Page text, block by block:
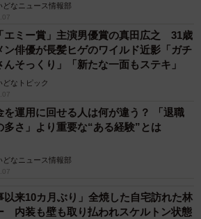
どなニュース情報部
エミー賞」主演男優賞の真田広之 31歳
ン俳優が長髪ヒゲのワイルド近影「ガチ
んそっくり」「新たな一面もステキ」
どなトピック
を運用に回せる人は何が違う？ 「退職
多さ」より重要な“ある経験”とは
どなニュース情報部
以来10カ月ぶり」全焼した自宅訪れた林
内装も壁も取り払われスケルトン状態